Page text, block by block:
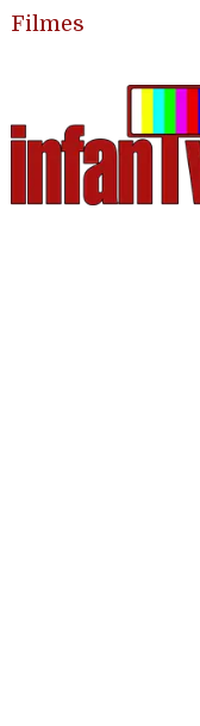
Filmes